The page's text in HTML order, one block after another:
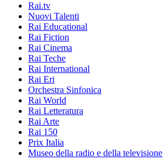
Rai.tv
Nuovi Talenti
Rai Educational
Rai Fiction
Rai Cinema
Rai Teche
Rai International
Rai Eri
Orchestra Sinfonica
Rai World
Rai Letteratura
Rai Arte
Rai 150
Prix Italia
Museo della radio e della televisione